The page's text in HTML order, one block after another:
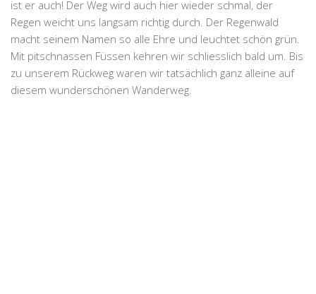
ist er auch! Der Weg wird auch hier wieder schmal, der
Regen weicht uns langsam richtig durch. Der Regenwald
macht seinem Namen so alle Ehre und leuchtet schön grün.
Mit pitschnassen Füssen kehren wir schliesslich bald um. Bis
zu unserem Rückweg waren wir tatsächlich ganz alleine auf
diesem wunderschönen Wanderweg.